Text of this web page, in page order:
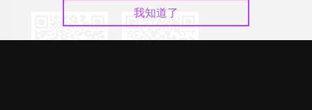
我知道了